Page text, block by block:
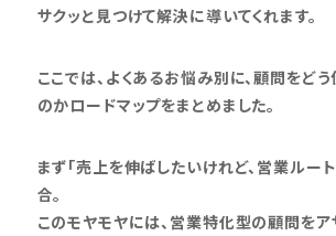
サクッと見つけて解決に導いてくれます。
ここでは、よくあるお悩み別に、顧問をど
のかロードマップをまとめました。
まず「売上を伸ばしたいけれど、営業ルー
合。
このモヤモヤには、営業特化型の顧問を